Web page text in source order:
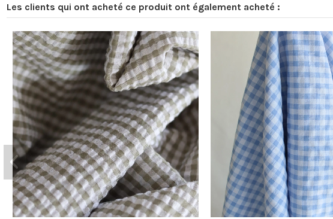
Les clients qui ont acheté ce produit ont également acheté :